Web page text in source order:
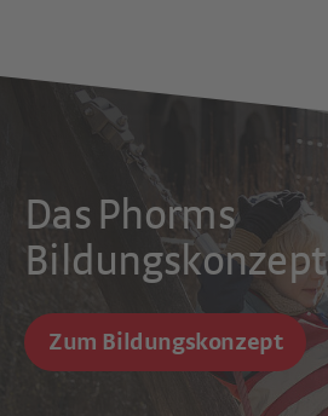
Das Phorms
Bildungskonzept
Zum Bildungskonzept